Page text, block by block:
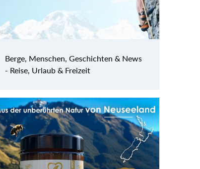
Berge, Menschen, Geschichten & News
- Reise, Urlaub & Freizeit